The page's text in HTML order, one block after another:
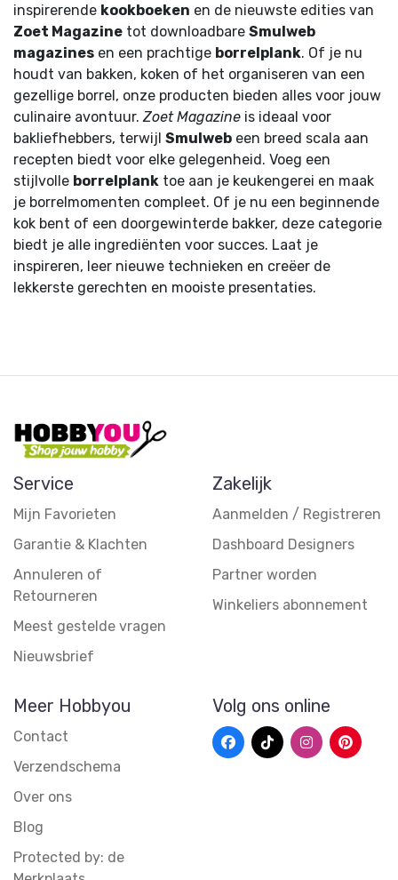
inspirerende kookboeken en de nieuwste edities van
Zoet Magazine tot downloadbare Smulweb
magazines en een prachtige borrelplank. Of je nu
houdt van bakken, koken of het organiseren van een
gezellige borrel, onze producten bieden alles voor jouw
culinaire avontuur.Zoet Magazine is ideaal voor
bakliefhebbers, terwijl Smulweb een breed scala aan
recepten biedt voor elke gelegenheid. Voeg een
stijlvolle borrelplank toe aan je keukengerei en maak
je borrelmomenten compleet. Of je nu een beginnende
kok bent of een doorgewinterde bakker, deze categorie
biedt je alle ingrediënten voor succes. Laat je
inspireren, leer nieuwe technieken en creëer de
lekkerste gerechten en mooiste presentaties.
Service
Mijn Favorieten
Garantie & Klachten
Annuleren of
Retourneren
Meest gestelde vragen
Nieuwsbrief
Zakelijk
Aanmelden / Registreren
Dashboard Designers
Partner worden
Winkeliers abonnement
Meer Hobbyou
Contact
Verzendschema
Over ons
Blog
Protected by: de
Volg ons online